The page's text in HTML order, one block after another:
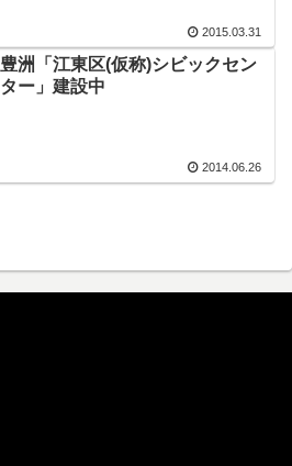
2015.03.31
豊洲「江東区(仮称)シビックセン
ター」建設中
2014.06.26